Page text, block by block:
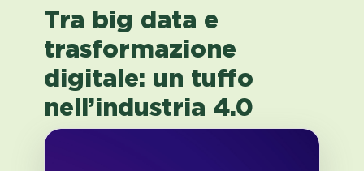
Tra big data e
trasformazione
digitale: un tuffo
nell’industria 4.0